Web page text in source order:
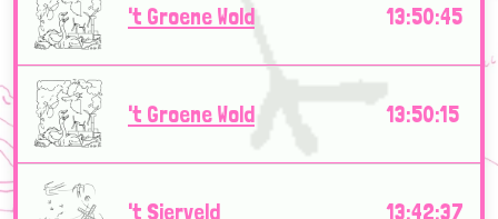
't Groene Wold 13:50:45
't Groene Wold 13:50:15
't Sierveld 13:42:37